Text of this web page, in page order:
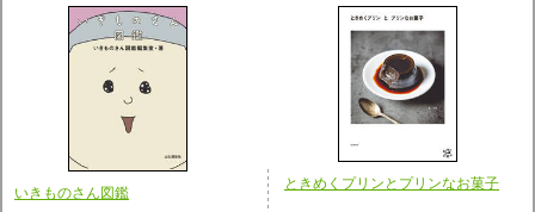
いきものさん図鑑
ときめくプリンとプリンなお菓子